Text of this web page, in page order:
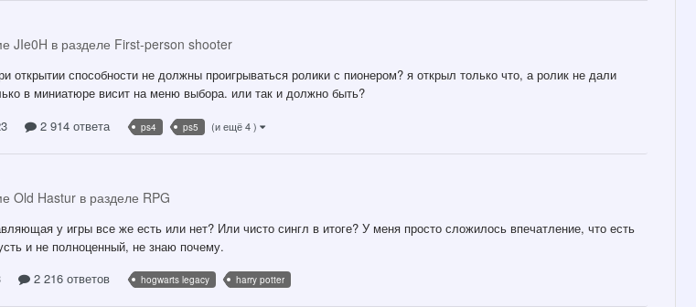
JIe0H в разделе First-person shooter
открытии способности не должны проигрываться ролики с пионером? я открыл только что, а ролик не дали
в миниатюре висит на меню выбора. или так и должно быть?
2 914 ответа ps4 ps5 (и ещё 4 )
Old Hastur в разделе RPG
у игры все же есть или нет? Или чисто сингл в итоге? У меня просто сложилось впечатление, что есть
и не полноценный, не знаю почему.
2 216 ответов hogwarts legacy harry potter